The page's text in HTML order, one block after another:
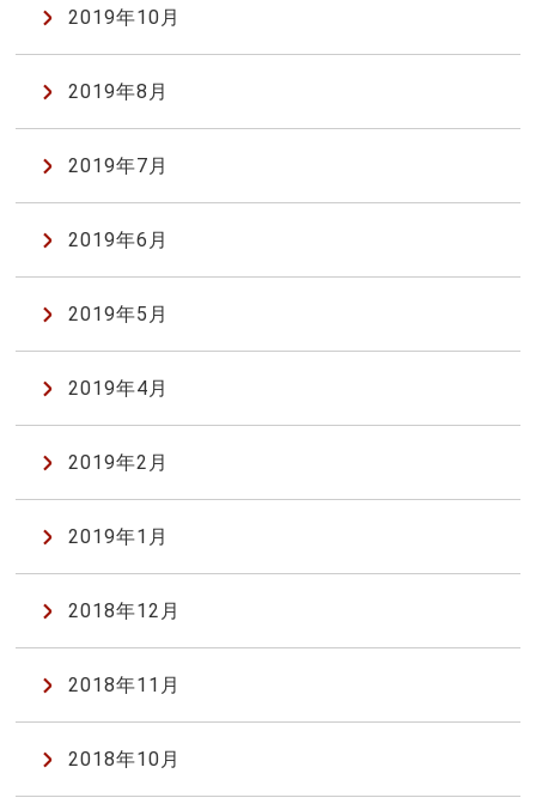
2019年10月
2019年8月
2019年7月
2019年6月
2019年5月
2019年4月
2019年2月
2019年1月
2018年12月
2018年11月
2018年10月